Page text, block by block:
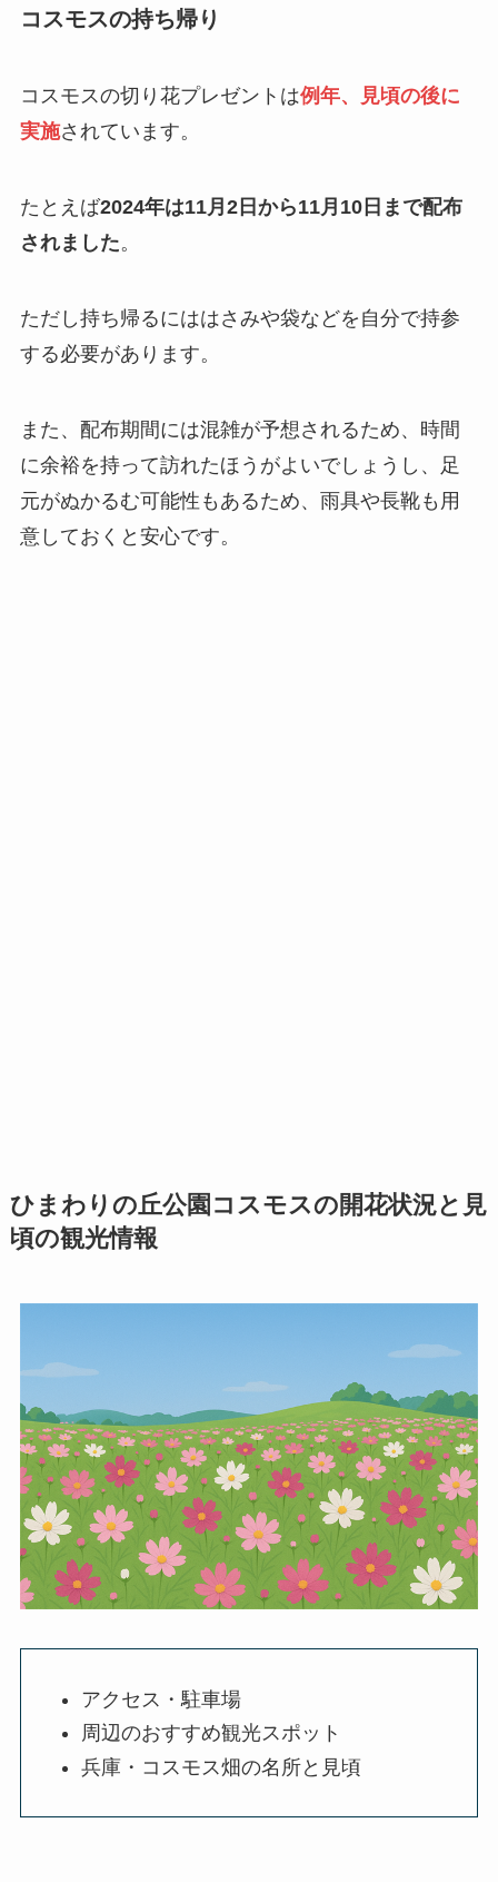
コスモスの持ち帰り
コスモスの切り花プレゼントは例年、見頃の後に
実施されています。
たとえば2024年は11月2日から11月10日まで配布
されました。
ただし持ち帰るにははさみや袋などを自分で持参
する必要があります。
また、配布期間には混雑が予想されるため、時間
に余裕を持って訪れたほうがよいでしょうし、足
元がぬかるむ可能性もあるため、雨具や長靴も用
意しておくと安心です。
ひまわりの丘公園コスモスの開花状況と見
頃の観光情報
アクセス・駐車場
周辺のおすすめ観光スポット
兵庫・コスモス畑の名所と見頃